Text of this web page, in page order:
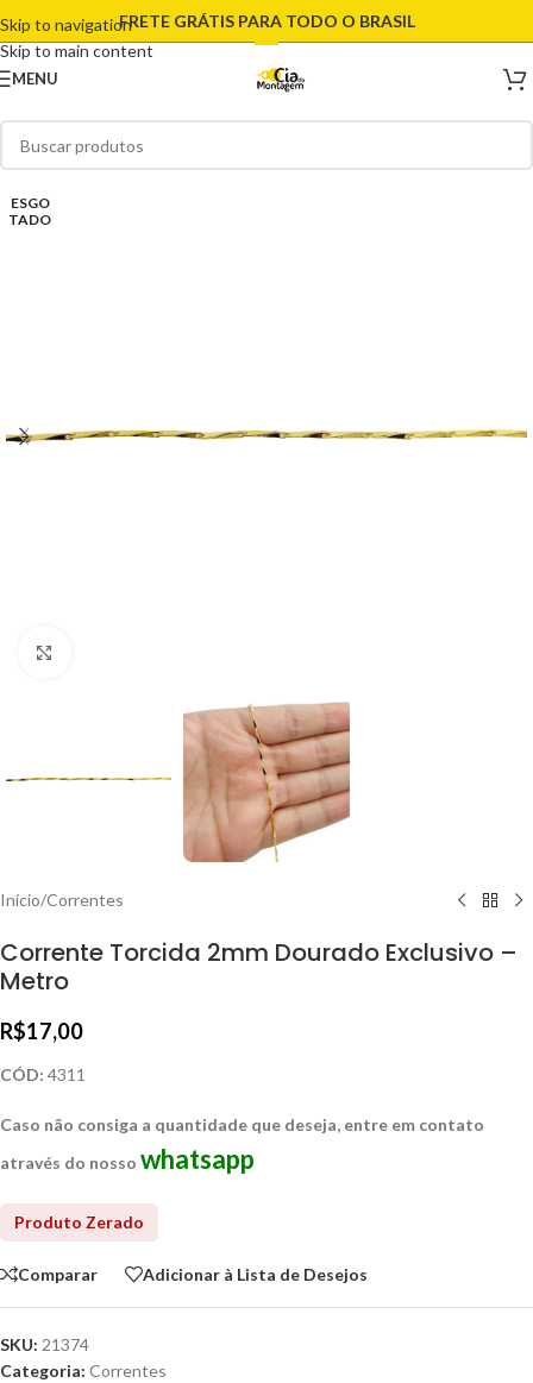
Skip to navigation
Skip to main content
FRETE GRÁTIS PARA TODO O BRASIL
MENU
ESGO
TADO
Início/Correntes
Corrente Torcida 2mm Dourado Exclusivo –
Metro
R$17,00
CÓD: 4311
Caso não consiga a quantidade que deseja, entre em contato
através do nosso whatsapp
Comparar Adicionar à Lista de Desejos
SKU: 21374
Categoria: Correntes